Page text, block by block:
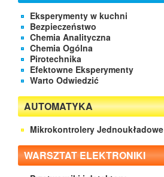
Eksperymenty w kuchni
Bezpieczeństwo
Chemia Analityczna
Chemia Ogólna
Pirotechnika
Efektowne Eksperymenty
Warto Odwiedzić
AUTOMATYKA
Mikrokontrolery Jednoukładowe
WARSZTAT ELEKTRONIKI